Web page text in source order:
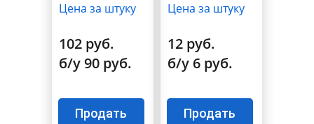
Цена за штуку
102 руб.
б/у 90 руб.
Продать
Цена за штуку
12 руб.
б/у 6 руб.
Продать